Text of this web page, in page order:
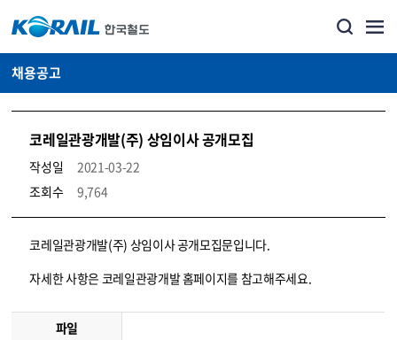
채용공고
코레일관광개발(주) 상임이사 공개모집
작성일
2021-03-22
조회수
9,764
코레일소개_경영공시_채용공고 상세보기 – 내용, 파일, 담당자 연락처로 구성
코레일관광개발(주) 상임이사 공개모집문입니다.
자세한 사항은 코레일관광개발 홈페이지를 참고해주세요.
파일